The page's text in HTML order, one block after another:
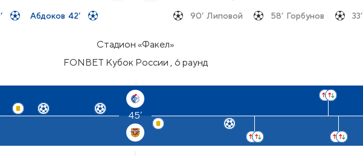
42’
Абдоков 90’ Липовой 58’ Горбунов 33’
Стадион «Факел»
FONBET Кубок России , 6 раунд
45’